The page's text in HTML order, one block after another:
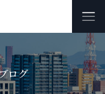
工ログ